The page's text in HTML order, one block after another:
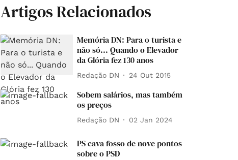
Artigos Relacionados
Memória DN: Para o turista e
não só... Quando o Elevador
da Glória fez 130 anos
Redação DN 24 Out 2015
Sobem salários, mas também
os preços
Redação DN 02 Jan 2024
PS cava fosso de nove pontos
sobre o PSD